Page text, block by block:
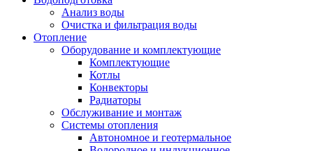
Анализ воды
Очистка и фильтрация воды
Отопление
Оборудование и комплектующие
Комплектующие
Котлы
Конвекторы
Радиаторы
Обслуживание и монтаж
Системы отопления
Автономное и геотермальное